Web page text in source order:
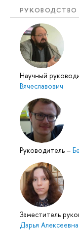
РУКОВОДСТВО
Научный
Вячеславович
Руководитель –
Заместитель
Дарья Алексеевна